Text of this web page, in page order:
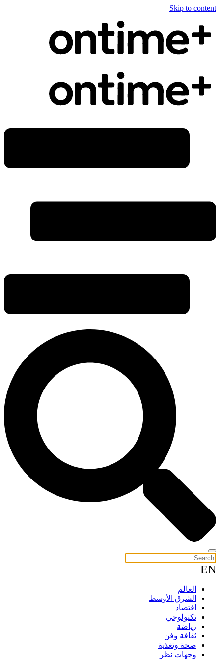
Skip to content
EN
العالم
الشرق الأوسط
اقتصاد
تكنولوجي
رياضة
ثقافة وفن
صحة وتغذية
وجهات نظر